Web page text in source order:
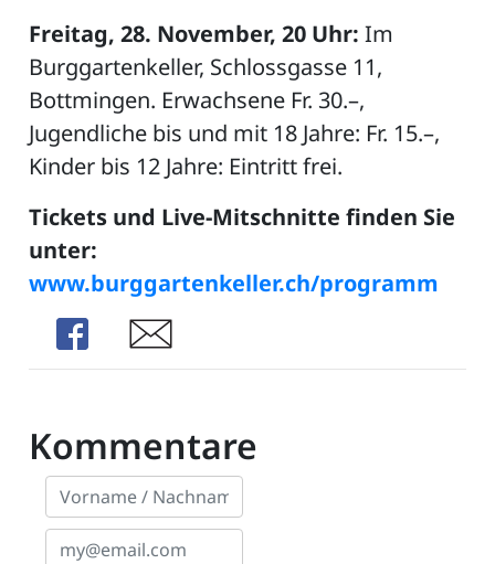
Freitag, 28. November, 20 Uhr: Im
Burggartenkeller, Schlossgasse 11,
Bottmingen. Erwachsene Fr. 30.–,
Jugendliche bis und mit 18 Jahre: Fr. 15.–,
Kinder bis 12 Jahre: Eintritt frei.
Tickets und Live-Mitschnitte finden Sie
unter:
www.burggartenkeller.ch/programm
Share
Share
Kommentare